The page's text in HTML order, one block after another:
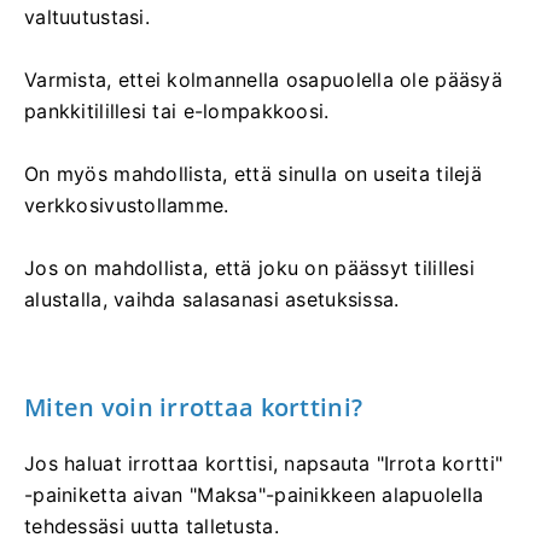
valtuutustasi.
Varmista, ettei kolmannella osapuolella ole pääsyä
pankkitilillesi tai e-lompakkoosi.
On myös mahdollista, että sinulla on useita tilejä
verkkosivustollamme.
Jos on mahdollista, että joku on päässyt tilillesi
alustalla, vaihda salasanasi asetuksissa.
Miten voin irrottaa korttini?
Jos haluat irrottaa korttisi, napsauta "Irrota kortti"
-painiketta aivan "Maksa"-painikkeen alapuolella
tehdessäsi uutta talletusta.